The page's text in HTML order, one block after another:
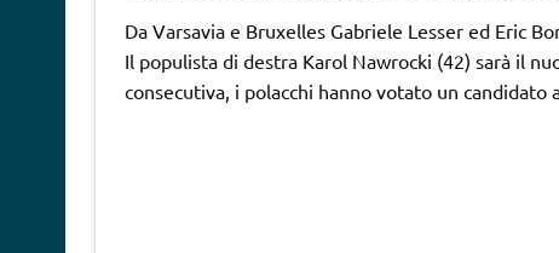
Da Varsavia e Bruxelles Gabriele Lesser ed Eric
Il populista di destra Karol Nawrocki (42) sarà il
consecutiva, i polacchi hanno votato un